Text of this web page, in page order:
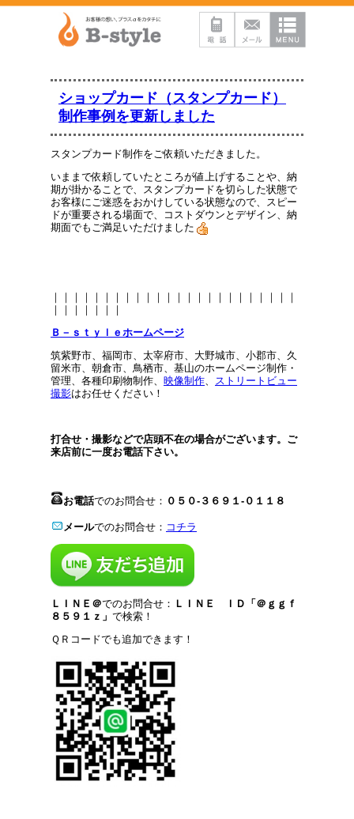
ショップカード（スタンプカード）
制作事例を更新しました
スタンプカード制作をご依頼いただきました。
いままで依頼していたところが値上げすることや、納
期が掛かることで、スタンプカードを切らした状態で
お客様にご迷惑をおかけしている状態なので、スピー
ドが重要される場面で、コストダウンとデザイン、納
期面でもご満足いただけました
｜｜｜｜｜｜｜｜｜｜｜｜｜｜｜｜｜｜｜｜｜｜｜｜
｜｜｜｜｜｜｜
Ｂ－ｓｔｙｌｅホームページ
筑紫野市、福岡市、太宰府市、大野城市、小郡市、久
留米市、朝倉市、鳥栖市、基山のホームページ制作・
管理、各種印刷物制作、 映像制作
ストリートビュー
撮影はお任せください！
打合せ・撮影などで店頭不在の場合がございます。ご
来店前に一度お電話下さい。
お電話でのお問合せ： ０５０-３６９１-０１１８
メールでのお問合せ： コチラ
ＬＩＮＥ＠でのお問合せ： ＬＩＮＥ ＩＤ「＠ｇｇｆ
８５９１ｚ」 で検索！
ＱＲコードでも追加できます！